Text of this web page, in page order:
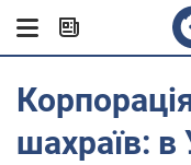
шахраїв: в